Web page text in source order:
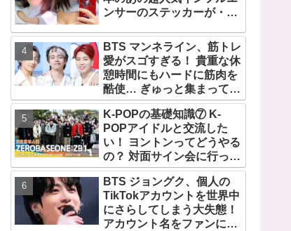
ンサーのステッカーが・・
るその人物は大よろこび！
まさに「成功したファン」
だと話題沸騰
BTS マンネライン、筋トレ
愛がスゴすぎる！ 貴重な休
憩時間にもハードに筋肉を
酷使… ぎゅっと集まってお
互いの体に負荷をかけあう
３人のトレーニング風景が
かわいすぎるとファンくぎ
づけ
K-POPの基礎知識⑦ K-
POPアイドルと交流した
い！ ヨントンってどうやる
の？ 対面サイン会に行って
みたい！ ショケ、お見送り
会、握手会・・・リリース
イベントあれこれを紹介
BTS ジョングク、個人の
TikTokアカウントを世界中
にさらしてしまう大失態！
アカウント名をファンにい